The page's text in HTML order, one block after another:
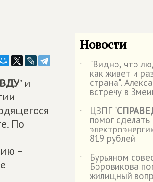
" и
По
–
Новости
˙ "Видно, что
как живет и
страна".
встречу в
˙
ЦЗПГ "
помог сделать
819 рублей
˙
Бурьяном
Боровикова
жилищный